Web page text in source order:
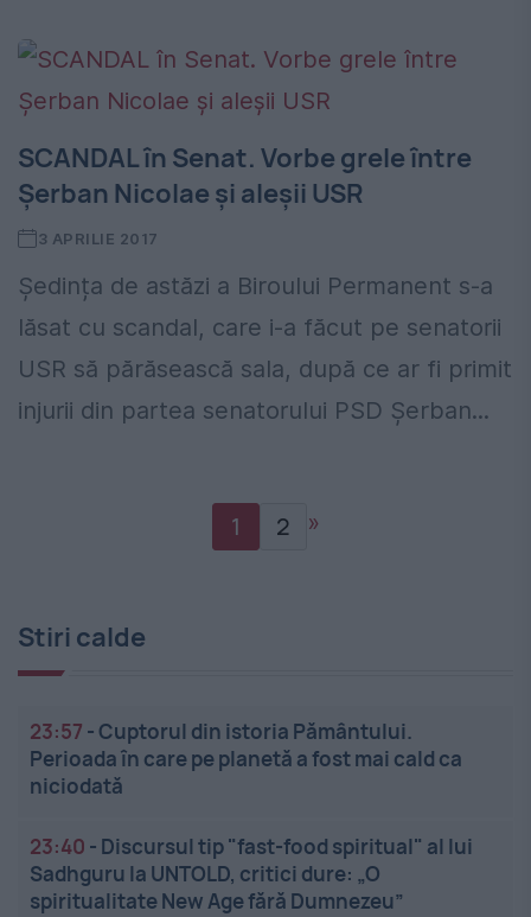
SCANDAL în Senat. Vorbe grele între
Șerban Nicolae și aleșii USR
3 APRILIE 2017
Ședința de astăzi a Biroului Permanent s-a
lăsat cu scandal, care i-a făcut pe senatorii
USR să părăsească sala, după ce ar fi primit
injurii din partea senatorului PSD Şerban...
1 2 »
Stiri calde
23:57 -Cuptorul din istoria Pământului.
Perioada în care pe planetă a fost mai cald ca
niciodată
23:40 - Discursul tip "fast-food spiritual" al lui
Sadhguru la UNTOLD, critici dure: „O
spiritualitate New Age fără Dumnezeu”